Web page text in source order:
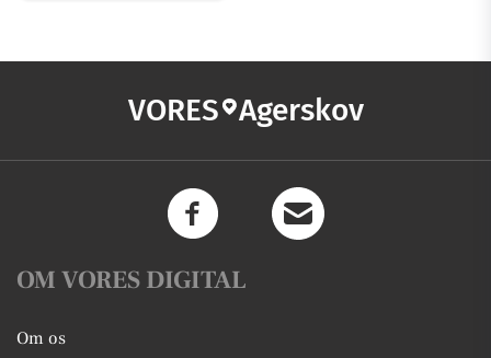
VORES Agerskov
OM VORES DIGITAL
Om os